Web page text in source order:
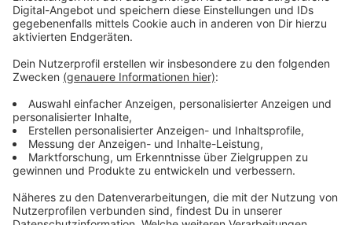
Unser Interview mit SPD-NRW-Chef Thomas
Kutschaty